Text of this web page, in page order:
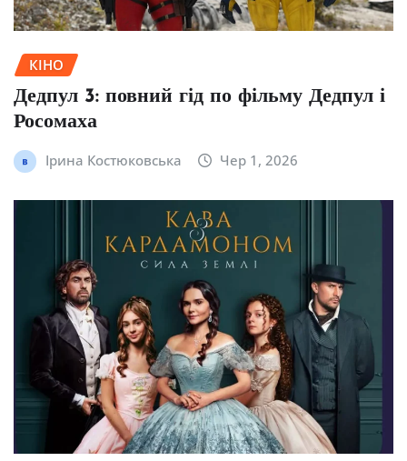
КІНО
Дедпул 3: повний гід по фільму Дедпул і
Росомаха
Ірина Костюковська Чер 1, 2026